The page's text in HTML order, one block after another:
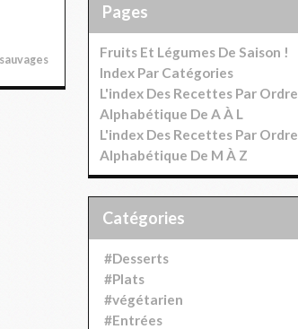
Pages
Fruits Et Légumes De Saison !
Index Par Catégories
L'index Des Recettes Par Ordre
Alphabétique De A À L
L'index Des Recettes Par Ordre
Alphabétique De M À Z
Catégories
#Desserts
#Plats
#végétarien
#Entrées